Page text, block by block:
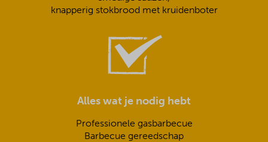
knapperig stokbrood met kruidenboter
Alles wat je nodig hebt
Professionele gasbarbecue
Barbecue gereedschap